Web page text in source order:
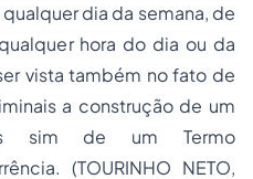
dia da semana, de
hora do dia ou da
vista também no fato de
a construção de um
sim de um Termo
(TOURINHO NETO,